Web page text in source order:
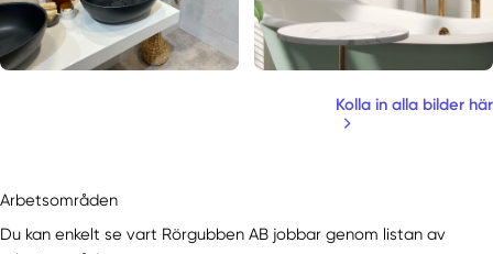
Kolla in alla bilder här
Arbetsområden
Du kan enkelt se vart Rörgubben AB jobbar genom listan av